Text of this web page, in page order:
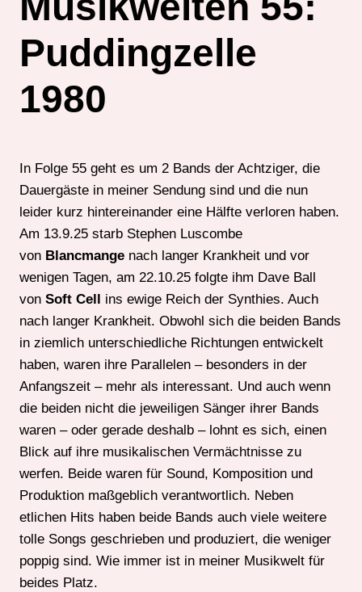
Puddingzelle
1980
In Folge 55 geht es um 2 Bands der Achtziger, die
Dauergäste in meiner Sendung sind und die nun
leider kurz hintereinander eine Hälfte verloren haben.
Am 13.9.25 starb Stephen Luscombe
von Blancmange nach langer Krankheit und vor
wenigen Tagen, am 22.10.25 folgte ihm Dave Ball
von Soft Cell
ins ewige Reich der Synthies. Auch
nach langer Krankheit. Obwohl sich die beiden Bands
in ziemlich unterschiedliche Richtungen entwickelt
haben, waren ihre Parallelen – besonders in der
Anfangszeit – mehr als interessant. Und auch wenn
die beiden nicht die jeweiligen Sänger ihrer Bands
waren – oder gerade deshalb – lohnt es sich, einen
Blick auf ihre musikalischen Vermächtnisse zu
werfen. Beide waren für Sound, Komposition und
Produktion maßgeblich verantwortlich. Neben
etlichen Hits haben beide Bands auch viele weitere
tolle Songs geschrieben und produziert, die weniger
poppig sind. Wie immer ist in meiner Musikwelt für
beides Platz.